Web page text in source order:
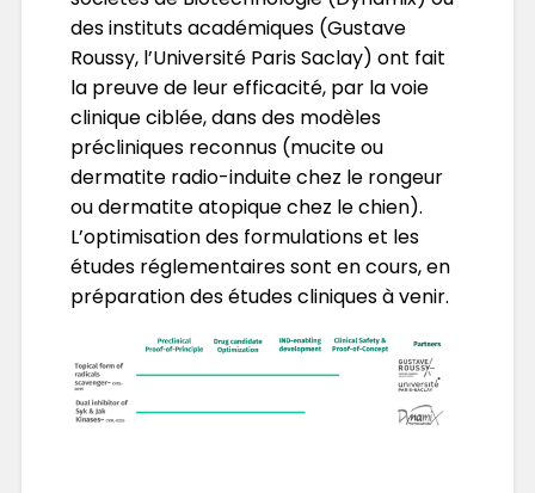
des instituts académiques (Gustave
Roussy, l’Université Paris Saclay) ont fait
la preuve de leur efficacité, par la voie
clinique ciblée, dans des modèles
précliniques reconnus (mucite ou
dermatite radio-induite chez le rongeur
ou dermatite atopique chez le chien).
L’optimisation des formulations et les
études réglementaires sont en cours, en
préparation des études cliniques à venir.